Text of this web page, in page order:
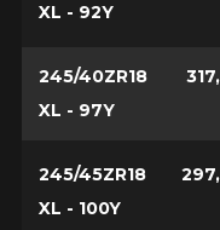
XL - 92Y
245/40ZR18
XL - 97Y
245/45ZR18
XL - 100Y